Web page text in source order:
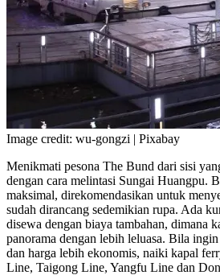
Image credit: wu-gongzi | Pixabay
Menikmati pesona The Bund dari sisi
dengan cara melintasi Sungai Huangpu.
maksimal, direkomendasikan untuk
sudah dirancang sedemikian rupa. Ada
disewa dengan biaya tambahan, dimana
panorama dengan lebih leluasa. Bila
dan harga lebih ekonomis, naiki kapal
Line, Taigong Line, Yangfu Line dan